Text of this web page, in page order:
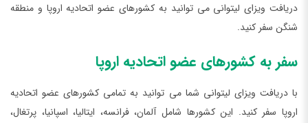
دریافت ویزای لیتوانی می توانید به کشورهای عضو اتحادیه اروپا و منطقه
شنگن سفر کنید.
سفر به کشورهای عضو اتحادیه اروپا
با دریافت ویزای لیتوانی شما می توانید به تمامی کشورهای عضو اتحادیه
اروپا سفر کنید. این کشورها شامل آلمان، فرانسه، ایتالیا، اسپانیا، پرتغال،